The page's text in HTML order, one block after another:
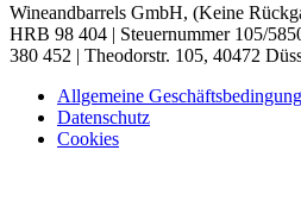
Wineandbarrels GmbH, (Keine
HRB 98 404 | Steuernummer 105/
380 452 | Theodorstr. 105, 40472
Allgemeine
Datenschutz
Cookies